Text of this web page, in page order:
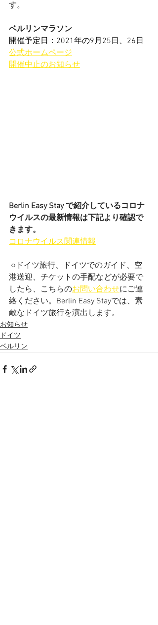
す。
ベルリンマラソン
開催予定日：2021年の9月25日、26日
公式ホームページ
開催中止のお知らせ
Berlin Easy Stay で紹介しているコロナ
ウイルスの最新情報は下記より確認で
きます。
コロナウイルス関連情報
港送迎、チケットの手配などが必要で
したら、こちらのお問い合わせにご連
絡ください。Berlin Easy Stayでは、素
敵なドイツ旅行を演出します。
お知らせ
ドイツ
ベルリン